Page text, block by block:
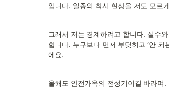
입니다. 일종의 착시 현상을 저도 모르
그래서 저는 경계하려고 합니다. 실수
합니다. 누구보다 먼저 부딪히고 ‘안
에요.
올해도 안전가옥의 전성기이길 바라며.